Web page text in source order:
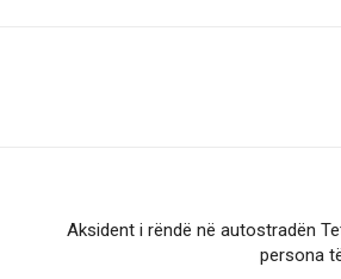
Aksident i rëndë në autostradën
persona